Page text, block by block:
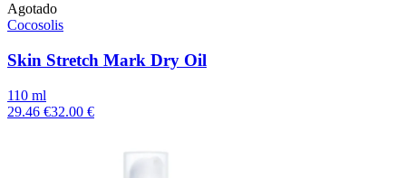
Agotado
Cocosolis
Skin Stretch Mark Dry Oil
110 ml
29.46 €32.00 €